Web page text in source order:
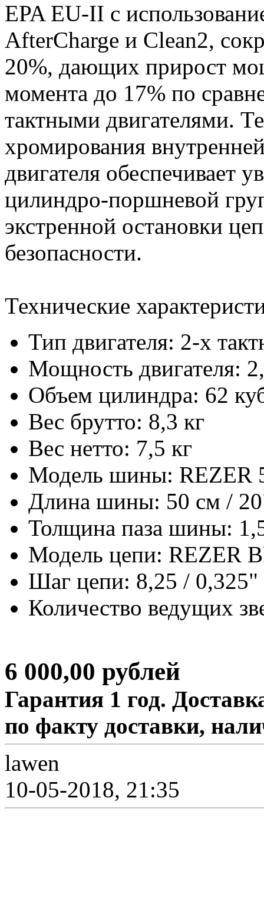
EPA EU-II с
AfterCharge и Clean2,
20%, дающих прирост
момента до 17% по
тактными двигателями.
хромирования
двигателя обеспечивает
цилиндро-поршневой
экстренной остановки
безопасности.
Технические
Тип двигателя: 2-х
Мощность двигателя:
Объем цилиндра: 62
Вес брутто: 8,3 кг
Вес нетто: 7,5 кг
Модель шины: REZER
Длина шины: 50 см /
Толщина паза шины:
Модель цепи: REZER
Шаг цепи: 8,25 / 0,325"
Количество ведущих
6 000,00 рублей
Гарантия 1 год.
по факту доставки,
lawen
10-05-2018, 21:35